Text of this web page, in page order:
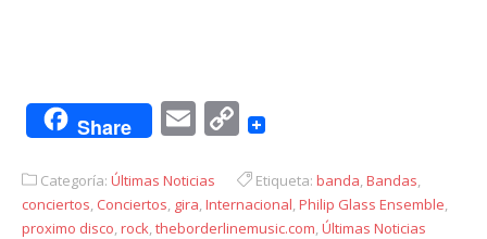
Share EmailCopy
Categoría: Últimas Noticias Etiqueta: banda,Bandas,
conciertos, Conciertos, gira,Internacional,Philip Glass Ensemble,
proximo disco,rock,theborderlinemusic.com,Últimas Noticias